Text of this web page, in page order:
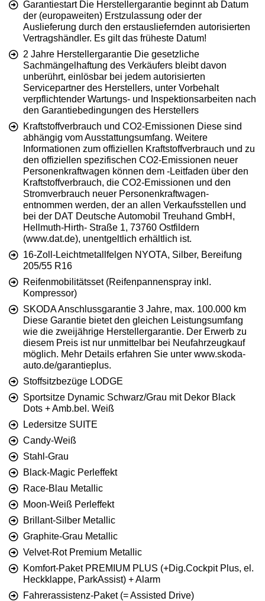
Garantiestart Die Herstellergarantie beginnt ab Datum
der (europaweiten) Erstzulassung oder der
Auslieferung durch den erstausliefernden autorisierten
Vertragshändler. Es gilt das früheste Datum!
2 Jahre Herstellergarantie Die gesetzliche
Sachmängelhaftung des Verkäufers bleibt davon
unberührt, einlösbar bei jedem autorisierten
Servicepartner des Herstellers, unter Vorbehalt
verpflichtender Wartungs- und Inspektionsarbeiten nach
den Garantiebedingungen des Herstellers
Kraftstoffverbrauch und CO2-Emissionen Diese sind
abhängig vom Ausstattungsumfang. Weitere
Informationen zum offiziellen Kraftstoffverbrauch und zu
den offiziellen spezifischen CO2-Emissionen neuer
Personenkraftwagen können dem -Leitfaden über den
Kraftstoffverbrauch, die CO2-Emissionen und den
Stromverbrauch neuer Personenkraftwagen-
entnommen werden, der an allen Verkaufsstellen und
bei der DAT Deutsche Automobil Treuhand GmbH,
Hellmuth-Hirth- Straße 1, 73760 Ostfildern
(www.dat.de), unentgeltlich erhältlich ist.
16-Zoll-Leichtmetallfelgen NYOTA, Silber, Bereifung
205/55 R16
Reifenmobilitätsset (Reifenpannenspray inkl.
Kompressor)
SKODA Anschlussgarantie 3 Jahre, max. 100.000 km
Diese Garantie bietet den gleichen Leistungsumfang
wie die zweijährige Herstellergarantie. Der Erwerb zu
diesem Preis ist nur unmittelbar bei Neufahrzeugkauf
möglich. Mehr Details erfahren Sie unter www.skoda-
auto.de/garantieplus.
Stoffsitzbezüge LODGE
Sportsitze Dynamic Schwarz/Grau mit Dekor Black
Dots + Amb.bel. Weiß
Ledersitze SUITE
Candy-Weiß
Stahl-Grau
Black-Magic Perleffekt
Race-Blau Metallic
Moon-Weiß Perleffekt
Brillant-Silber Metallic
Graphite-Grau Metallic
Velvet-Rot Premium Metallic
Komfort-Paket PREMIUM PLUS (+Dig.Cockpit Plus, el.
Heckklappe, ParkAssist) + Alarm
Fahrerassistenz-Paket (= Assisted Drive)